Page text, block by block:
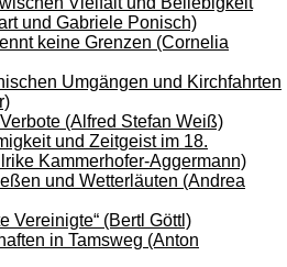
und Gabriele Ponisch)
keine Grenzen (Cornelia
Umgängen und Kirchfahrten
(Alfred Stefan Weiß)
und Zeitgeist im 18.
Kammerhofer-Aggermann)
und Wetterläuten (Andrea
Vereinigte“ (Bertl Göttl)
in Tamsweg (Anton